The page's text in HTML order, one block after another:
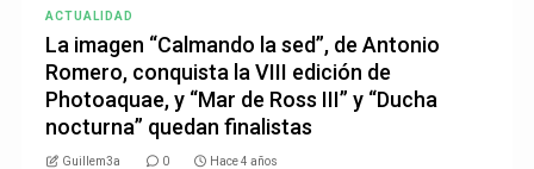
ACTUALIDAD
La imagen “Calmando la sed”, de Antonio
Romero, conquista la VIII edición de
Photoaquae, y “Mar de Ross III” y “Ducha
nocturna” quedan finalistas
Guillem3a 0 Hace 4 años